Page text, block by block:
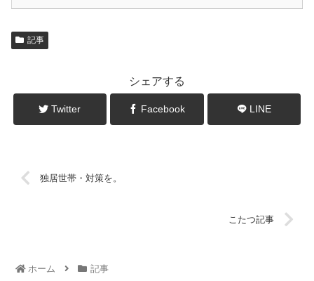
記事
シェアする
Twitter Facebook LINE
独居世帯・対策を。
こたつ記事
ホーム 記事